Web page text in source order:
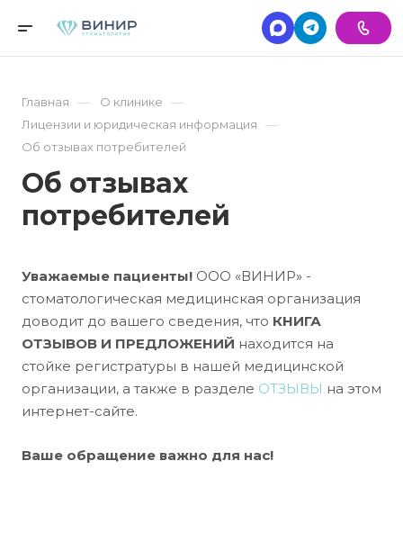
Главная — О клинике —
Лицензии и юридическая информация —
Об отзывах потребителей
Об отзывах
потребителей
Уважаемые пациенты! ООО «ВИНИР» -
стоматологическая медицинская организация
доводит до вашего сведения, что КНИГА
ОТЗЫВОВ И ПРЕДЛОЖЕНИЙ находится на
стойке регистратуры в нашей медицинской
организации, а также в разделе ОТЗЫВЫ на этом
интернет-сайте.
Ваше обращение важно для нас!